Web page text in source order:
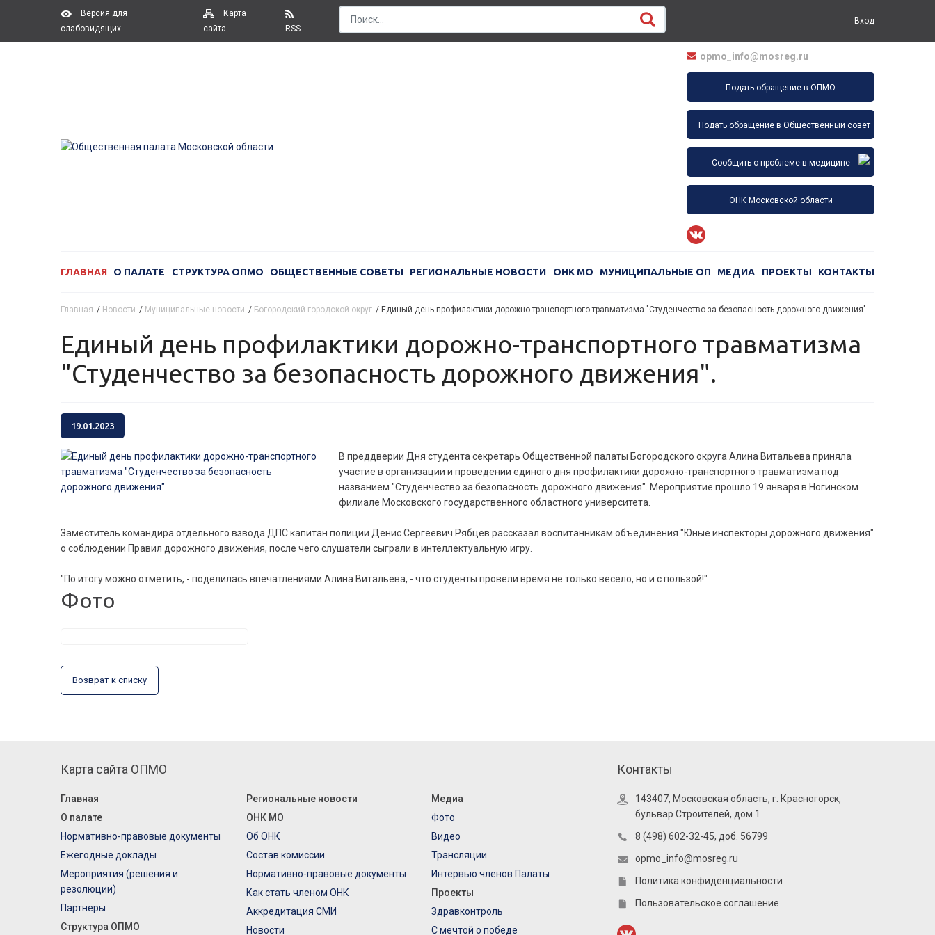
Версия для
слабовидящих
Карта
сайта
RSS
Вход
opmo_info@mosreg.ru
Подать обращение в ОПМО
Подать обращение в Общественный совет
Сообщить о проблеме в медицине
ОНК Московской области
ГЛАВНАЯ О ПАЛАТЕ СТРУКТУРА ОПМО ОБЩЕСТВЕННЫЕ СОВЕТЫ РЕГИОНАЛЬНЫЕ НОВОСТИ ОНК МО МУНИЦИПАЛЬНЫЕ ОП МЕДИА ПРОЕКТЫ КОНТАКТЫ
Главная / Новости / Муниципальные новости / Богородский городской округ / Единый день профилактики дорожно-транспортного травматизма "Студенчество за безопасность дорожного движения".
Единый день профилактики дорожно-транспортного травматизма
"Студенчество за безопасность дорожного движения".
19.01.2023
В преддверии Дня студента секретарь Общественной палаты Богородского округа Алина Витальева приняла
участие в организации и проведении единого дня профилактики дорожно-транспортного травматизма под
названием "Студенчество за безопасность дорожного движения". Мероприятие прошло 19 января в Ногинском
филиале Московского государственного областного университета.
Заместитель командира отдельного взвода ДПС капитан полиции Денис Сергеевич Рябцев рассказал воспитанникам объединения "Юные инспекторы дорожного движения"
о соблюдении Правил дорожного движения, после чего слушатели сыграли в интеллектуальную игру.
"По итогу можно отметить, - поделилась впечатлениями Алина Витальева, - что студенты провели время не только весело, но и с пользой!"
Фото
Возврат к списку
Карта сайта ОПМО
Главная
О палате
Нормативно-правовые документы
Ежегодные доклады
Мероприятия (решения и
резолюции)
Партнеры
Структура ОПМО
Региональные новости
ОНК МО
Об ОНК
Состав комиссии
Нормативно-правовые документы
Как стать членом ОНК
Аккредитация СМИ
Новости
Медиа
Фото
Видео
Трансляции
Интервью членов Палаты
Проекты
Здравконтроль
С мечтой о победе
Контакты
143407, Московская область, г. Красногорск,
бульвар Строителей, дом 1
8 (498) 602-32-45, доб. 56799
opmo_info@mosreg.ru
Политика конфиденциальности
Пользовательское соглашение